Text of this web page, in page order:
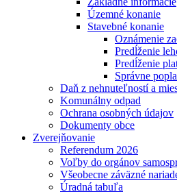
Územné konanie
Stavebné konanie
Oznámenie
Predĺženie
Predĺženie
Správne
Daň z nehnuteľností a
Komunálny odpad
Ochrana osobných údajov
Dokumenty obce
Zverejňovanie
Referendum 2026
Voľby do orgánov
Všeobecne záväzné
Úradná tabuľa